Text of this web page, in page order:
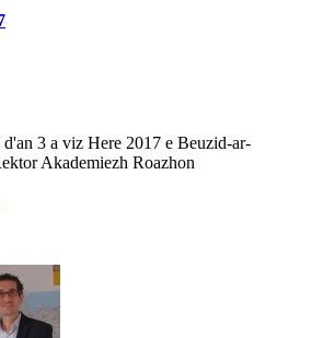
3 a viz Here 2017 e Beuzid-ar-
Akademiezh Roazhon